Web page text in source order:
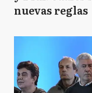
nuevas reglas